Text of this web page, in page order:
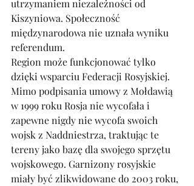
utrzymaniem niezależności od
Kiszyniowa. Społeczność
międzynarodowa nie uznała wyniku
referendum.
Region może funkcjonować tylko
dzięki wsparciu Federacji Rosyjskiej.
Mimo podpisania umowy z Mołdawią
w 1999 roku Rosja nie wycofała i
zapewne nigdy nie wycofa swoich
wojsk z Naddniestrza, traktując te
tereny jako bazę dla swojego sprzętu
wojskowego. Garnizony rosyjskie
miały być zlikwidowane do 2003 roku,